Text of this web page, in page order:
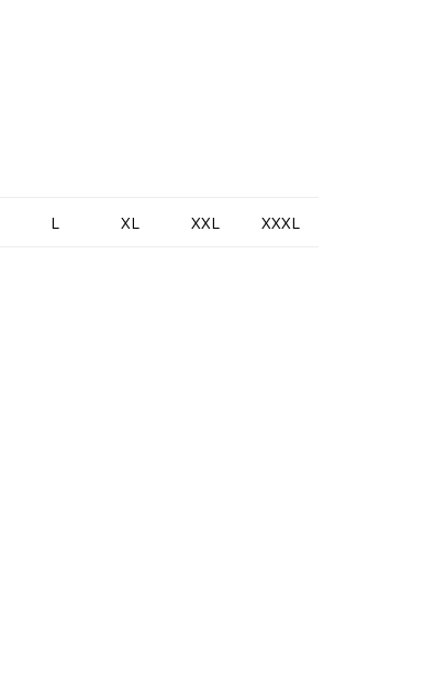
L XL XXL XXXL